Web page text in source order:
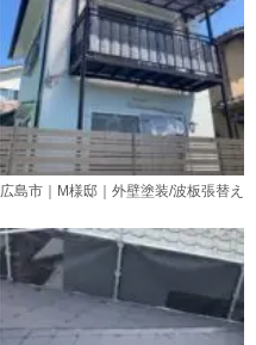
広島市｜M様邸｜外壁塗装/波板張替え